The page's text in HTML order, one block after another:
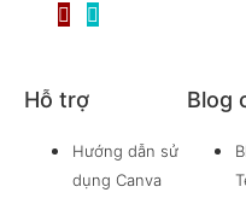
Hỗ trợ
Hướng dẫn sử
dụng Canva
Blog